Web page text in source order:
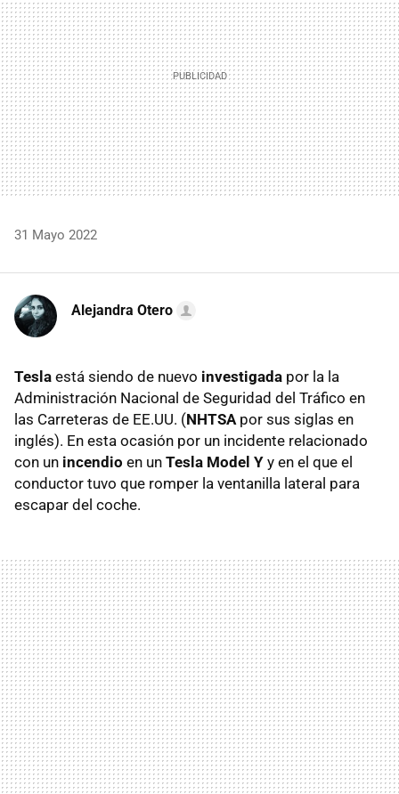
31 Mayo 2022
Alejandra Otero
Tesla está siendo de nuevo investigada por la la
Administración Nacional de Seguridad del Tráfico en
las Carreteras de EE.UU. (NHTSA por sus siglas en
inglés). En esta ocasión por un incidente relacionado
con un incendio en un Tesla Model Y y en el que el
conductor tuvo que romper la ventanilla lateral para
escapar del coche.